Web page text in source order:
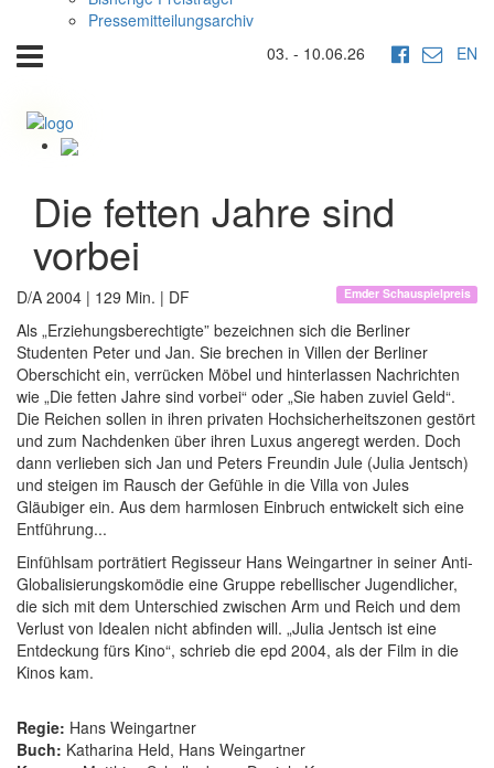
Pressemitteilungsarchiv
03. - 10.06.26
EN
Die fetten Jahre sind
vorbei
D/A 2004 | 129 Min. | DF Emder Schauspielpreis
Als „Erziehungsberechtigte” bezeichnen sich die Berliner
Studenten Peter und Jan. Sie brechen in Villen der Berliner
Oberschicht ein, verrücken Möbel und hinterlassen Nachrichten
wie „Die fetten Jahre sind vorbei“ oder „Sie haben zuviel Geld“.
Die Reichen sollen in ihren privaten Hochsicherheitszonen gestört
und zum Nachdenken über ihren Luxus angeregt werden. Doch
dann verlieben sich Jan und Peters Freundin Jule (Julia Jentsch)
und steigen im Rausch der Gefühle in die Villa von Jules
Gläubiger ein. Aus dem harmlosen Einbruch entwickelt sich eine
Entführung...
Einfühlsam porträtiert Regisseur Hans Weingartner in seiner Anti-
Globalisierungskomödie eine Gruppe rebellischer Jugendlicher,
die sich mit dem Unterschied zwischen Arm und Reich und dem
Verlust von Idealen nicht abfinden will. „Julia Jentsch ist eine
Entdeckung fürs Kino“, schrieb die epd 2004, als der Film in die
Kinos kam.
Regie: Hans Weingartner
Buch: Katharina Held, Hans Weingartner